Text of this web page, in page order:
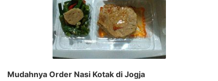
Mudahnya Order Nasi Kotak di Jogja